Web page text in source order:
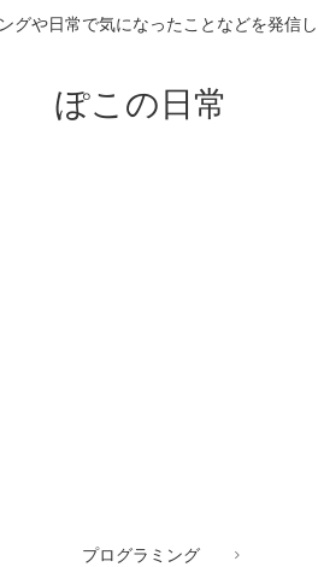
グや日常で気になったことなどを発信し
ぽこの日常
プログラミング